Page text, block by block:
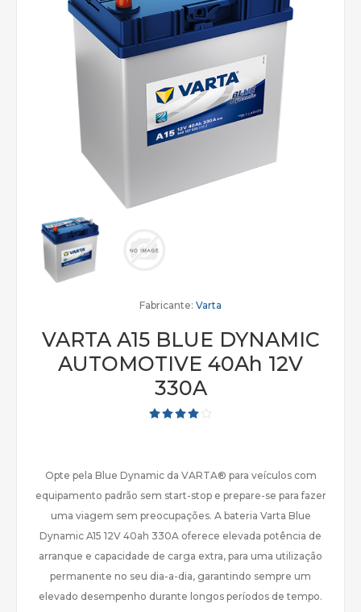
Fabricante: Varta
VARTA A15 BLUE DYNAMIC
AUTOMOTIVE 40Ah 12V
330A
Opte pela Blue Dynamic da VARTA® para veículos com
equipamento padrão sem start-stop e prepare-se para fazer
uma viagem sem preocupações. A bateria Varta Blue
Dynamic A15 12V 40ah 330A oferece elevada potência de
arranque e capacidade de carga extra, para uma utilização
permanente no seu dia-a-dia, garantindo sempre um
elevado desempenho durante longos períodos de tempo.